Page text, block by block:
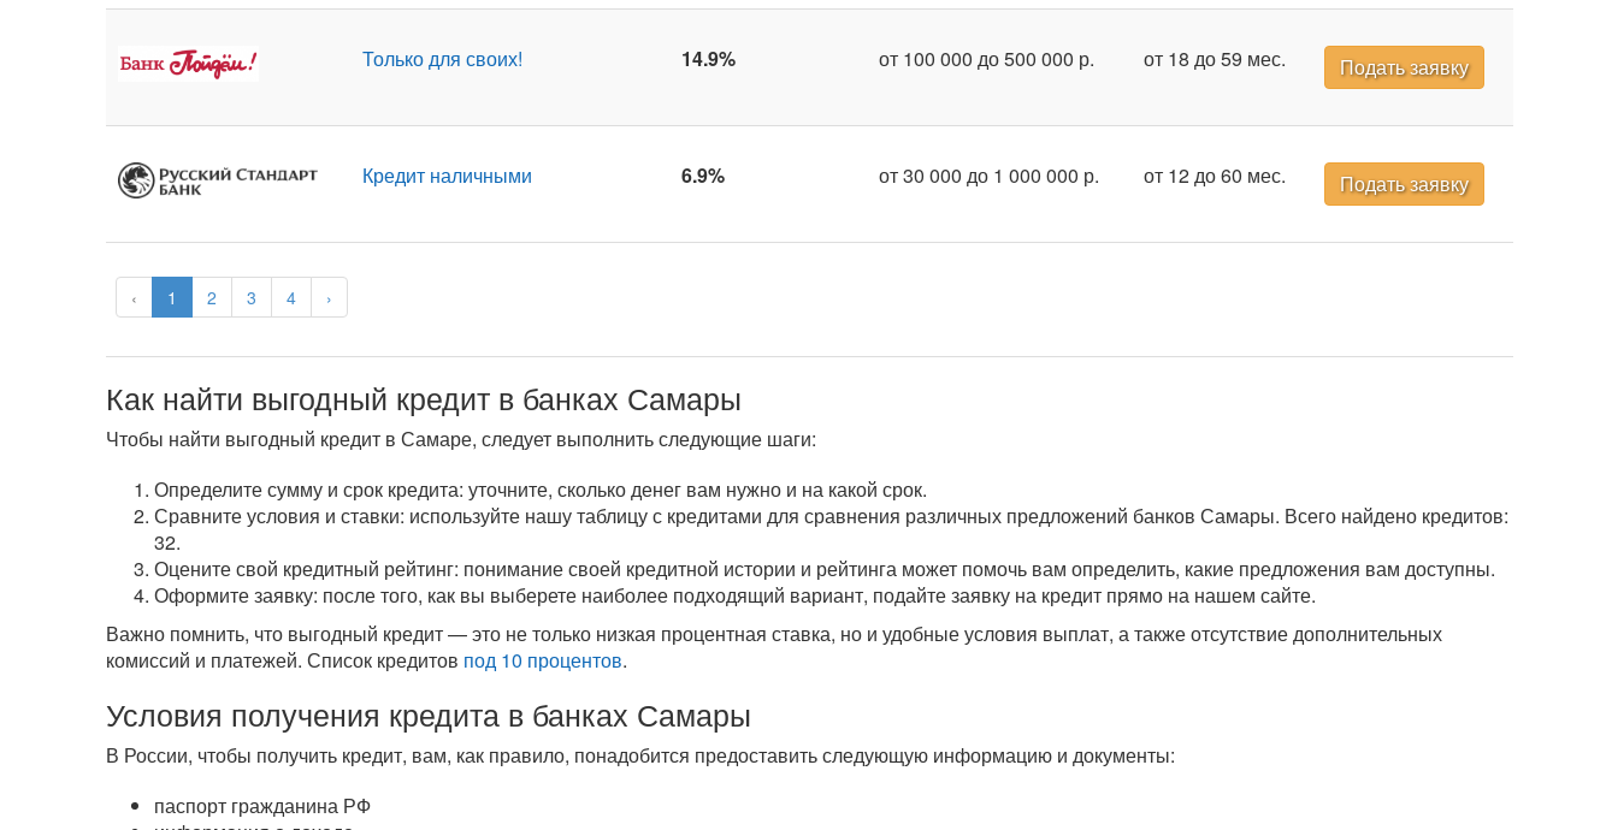
‹ 1 2 3 4 ›
Только для своих! 14.9% от 100 000 до 500 000 р. от 18 до 59 мес. Подать заявку
Кредит наличными 6.9% от 30 000 до 1 000 000 р. от 12 до 60 мес. Подать заявку
Как найти выгодный кредит в банках Самары
Чтобы найти выгодный кредит в Самаре, следует выполнить следующие шаги:
Определите сумму и срок кредита: уточните, сколько денег вам нужно и на какой срок.
Сравните условия и ставки: используйте нашу таблицу с кредитами для сравнения различных предложений банков Самары. Всего найдено кредитов:
32.
Оцените свой кредитный рейтинг: понимание своей кредитной истории и рейтинга может помочь вам определить, какие предложения вам доступны.
Оформите заявку: после того, как вы выберете наиболее подходящий вариант, подайте заявку на кредит прямо на нашем сайте.
Важно помнить, что выгодный кредит — это не только низкая процентная ставка, но и удобные условия выплат, а также отсутствие дополнительных
комиссий и платежей. Список кредитов под 10 процентов.
Условия получения кредита в банках Самары
В России, чтобы получить кредит, вам, как правило, понадобится предоставить следующую информацию и документы:
паспорт гражданина РФ